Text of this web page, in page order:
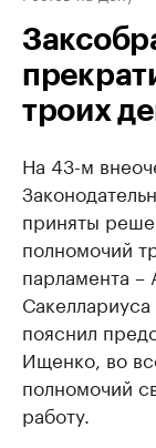
троих
На 43-м
приняты
полномочий
парламента
пояснил
Ищенко, во
полномочий
работу.